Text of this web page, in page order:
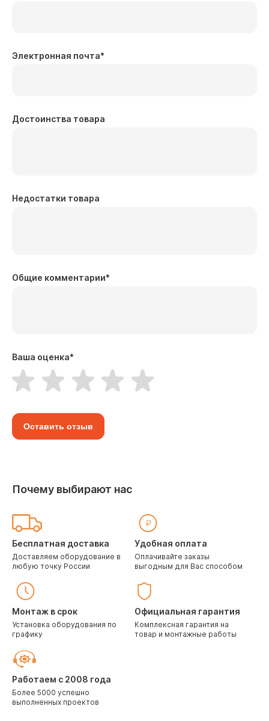
Электронная почта*
Достоинства товара
Недостатки товара
Общие комментарии*
Ваша оценка*
Оставить отзыв
Почему выбирают нас
Бесплатная доставка
Доставляем оборудование в
любую точку России
Удобная оплата
Оплачивайте заказы
выгодным для Вас способом
Монтаж в срок
Установка оборудования по
графику
Официальная гарантия
Комплексная гарантия на
товар и монтажные работы
Работаем с 2008 года
Более 5000 успешно
выполненных проектов